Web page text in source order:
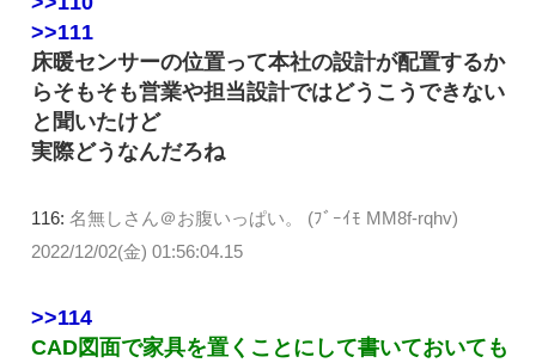
>>111
床暖センサーの位置って本社の設計が配置するか
らそもそも営業や担当設計ではどうこうできない
と聞いたけど
実際どうなんだろね
116: 名無しさん＠お腹いっぱい。 (ﾌﾞｰｲﾓ MM8f-rqhv)
2022/12/02(金) 01:56:04.15
>>114
CAD図面で家具を置くことにして書いておいても